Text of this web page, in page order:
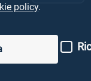
policy.